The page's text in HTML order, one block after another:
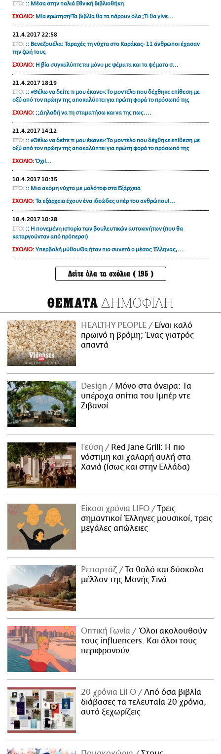
ΣΤΟ: :: Μέσα στην παλιά Εθνική Βιβλιοθήκη
ΣΧΟΛΙΟ: Μία ερώτηση!Τα βιβλία θα τα πάρουν όλα ;Τι θα γίνε...
21.4.2017 22:58
ΣΤΟ: :: Βενεζουέλα: Ταραχές τη νύχτα στο Καράκας- 11 άνθρωποι έχασαν
την ζωή τους
ΣΧΟΛΙΟ: Η βία συγκαλύπτεται μόνο με ψέματα και τα ψέματα σ...
21.4.2017 18:19
ΣΤΟ: :: «Θέλω να δείτε τι μου έκανε»:Το μοντέλο που δέχθηκε επίθεση με
οξύ από τον πρώην της αποκαλύπτει για πρώτη φορά το πρόσωπό της
ΣΧΟΛΙΟ: ;;Δηλαδή να τη σταματήσω και να της πως....
21.4.2017 14:12
ΣΤΟ: :: «Θέλω να δείτε τι μου έκανε»:Το μοντέλο που δέχθηκε επίθεση με
οξύ από τον πρώην της αποκαλύπτει για πρώτη φορά το πρόσωπό της
ΣΧΟΛΙΟ: Όχι!...
10.4.2017 10:35
ΣΤΟ: :: Μια ακόμη νύχτα με μολότοφ στα Εξάρχεια
ΣΧΟΛΙΟ: Τα εξάρχεια έχουν ένα ιδεώδες υπέρ του ανθρώπου!...
10.4.2017 10:28
ΣΤΟ: :: Η πονεμένη ιστορία των βουλευτικών αυτοκινήτων (που θα
καταργούνταν από πρόπερσι)
ΣΧΟΛΙΟ: Υπερβολή μύθουΘα ήταν πιο συνετό ο μέσος Έλληνας,...
Δείτε όλα τα σχόλια ( 195 )
ΘΕΜΑΤΑ ΔΗΜΟΦΙΛΗ
HEALTHY PEOPLE
Είναι καλό
πρωινό η βρόμη; Ένας γιατρός
απαντά
Design
Μόνο στα όνειρα: Τα
υπέροχα σπίτια του Ιμπέρ ντε
Ζιβανσί
Γεύση
Red Jane Grill: Η πιο
νόστιμη και χαλαρή αυλή στα
Χανιά (ίσως και στην Ελλάδα)
Είκοσι χρόνια LIFO
Tρεις
σημαντικοί Έλληνες μουσικοί, τρεις
μεγάλες απώλειες
Ρεπορτάζ
Το θολό και δύσκολο
μέλλον της Μονής Σινά
Οπτική Γωνία
Όλοι ακολουθούν
τους influencers. Και όλοι τους
περιφρονούν.
20 χρόνια LiFO
Από όσα βιβλία
διάβασες τα τελευταία 20 χρόνια,
αυτό ξεχωρίζεις